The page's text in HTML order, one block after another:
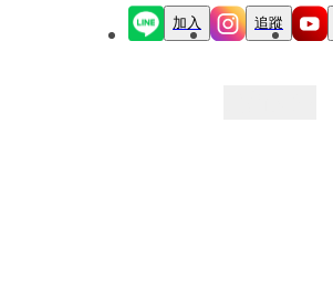
加入 追蹤